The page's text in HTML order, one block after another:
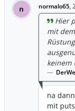
n normalo65,
Hier
mit
keinem
na
mit puts